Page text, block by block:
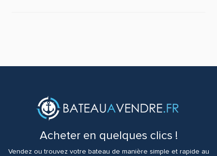
Acheter en quelques clics !
Vendez ou trouvez votre bateau de manière simple et rapide au